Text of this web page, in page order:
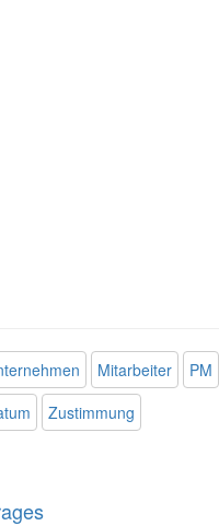
Mitarbeiter
PM
Zustimmung